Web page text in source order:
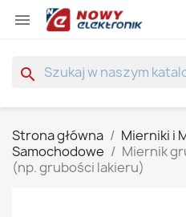

search
Strona główna Mierniki i
Samochodowe
Miernik
(np. grubości lakieru)